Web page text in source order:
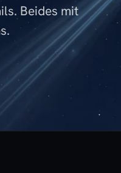
Beides mit